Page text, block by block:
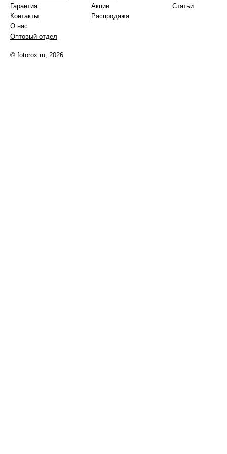
Гарантия
Контакты
О нас
Оптовый отдел
Акции
Распродажа
Статьи
© fotorox.ru, 2026